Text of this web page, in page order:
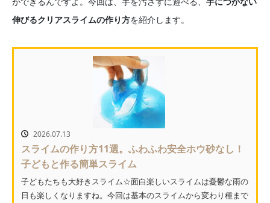
伸びるクリアスライムの作り方を紹介します。
2026.07.13
スライムの作り方11選。ふわふわ安全ホウ砂なし！
子どもと作る簡単スライム
子どもたちも大好きスライム☆面白楽しいスライムは憂鬱な雨の
日も楽しくなりますね。今回は基本のスライムから変わり種まで